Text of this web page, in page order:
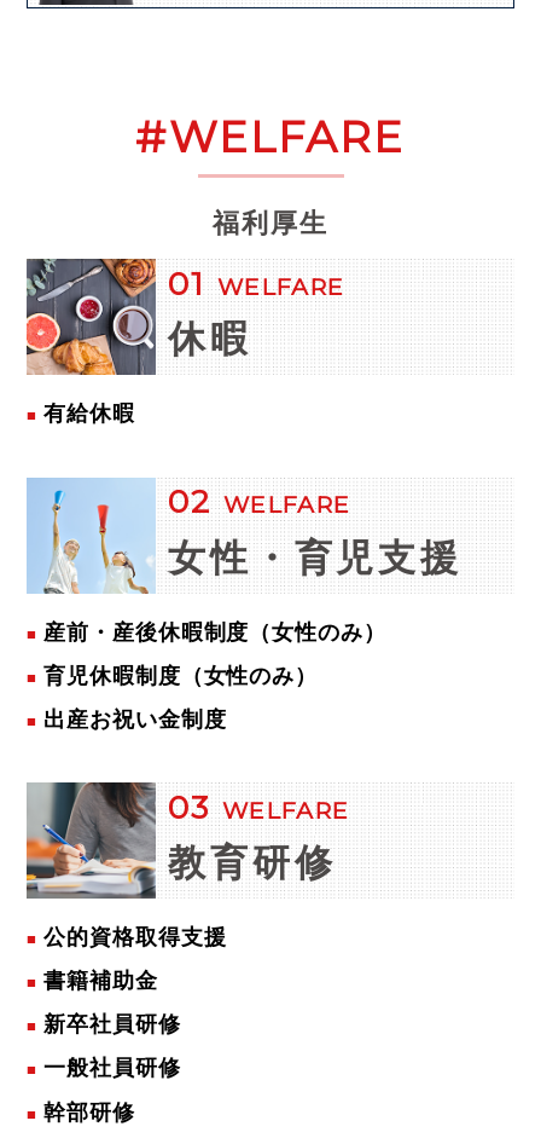
#WELFARE
福利厚生
01 WELFARE
休暇
有給休暇
02 WELFARE
女性・育児支援
産前・産後休暇制度（女性のみ）
育児休暇制度（女性のみ）
出産お祝い金制度
03 WELFARE
教育研修
公的資格取得支援
書籍補助金
新卒社員研修
一般社員研修
幹部研修